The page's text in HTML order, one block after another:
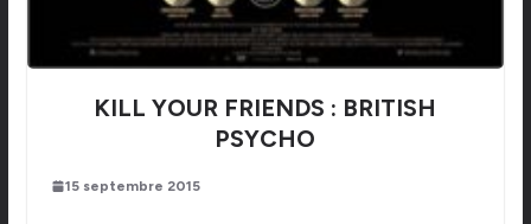
KILL YOUR FRIENDS : BRITISH
PSYCHO
15 septembre 2015